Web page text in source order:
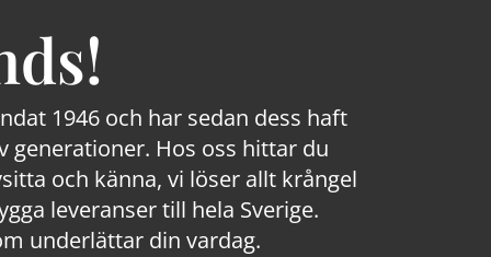
1946 och har sedan dess haft
generationer. Hos oss hittar du
och känna, vi löser allt krångel
leveranser till hela Sverige.
underlättar din vardag.